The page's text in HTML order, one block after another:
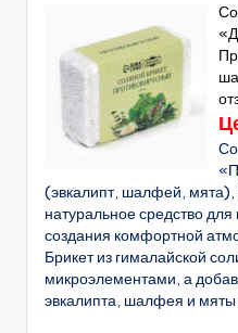
(эвкалипт, шалфей,
натуральное средство
создания комфортной
Брикет из гималайской
микроэлементами, а
эвкалипта, шалфея и мяты